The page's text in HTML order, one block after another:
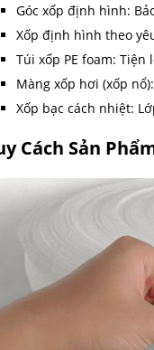
Góc xốp định hình:
Xốp định hình theo
Túi xốp PE foam:
Màng xốp hơi (xốp
Xốp bạc cách nhiệt:
Cách Sản